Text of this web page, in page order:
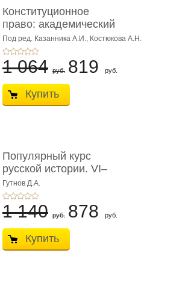
Конституционное
право: академический
курс. То� ...
Под ред. Казанника А.И., Костюкова А.Н.
1 064 руб. 819 руб.
Купить
Популярный курс
русской истории. VI–
XVII вв. Учеб ...
Гутнов Д.А.
1 140 руб. 878 руб.
Купить